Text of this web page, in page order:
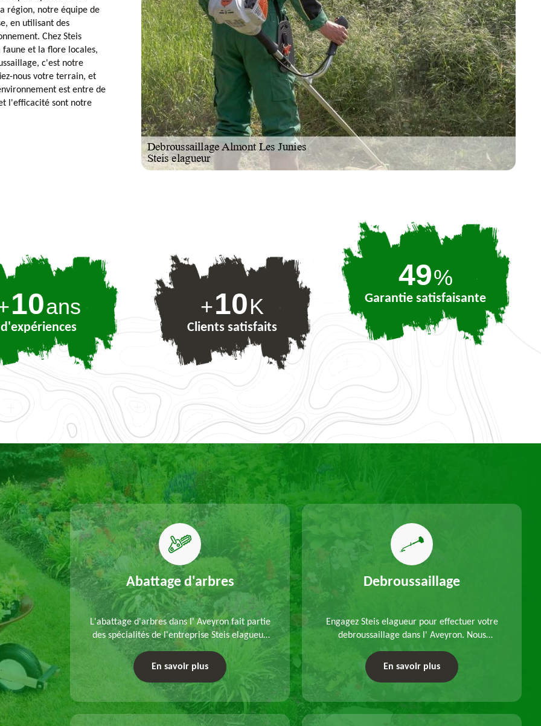
région, notre équipe de
en utilisant des
Chez Steis
et la flore locales,
c'est notre
nous votre terrain, et
est entre de
l'efficacité sont notre
10ans
d'expériences
+10K
Clients satisfaits
73%
Garantie satisfaisante
de
que d'un
Abattage d'arbres
L'abattage d'arbres dans l' Aveyron fait partie
des spécialités de l'entreprise Steis elagueur.
Nous réalisons un abattage direct ou par
démontage, tenant compte des particularités
du site et des végétaux.
En savoir plus
Debroussaillage
Engagez Steis elagueur pour effectuer votre
debroussaillage dans l' Aveyron. Nous
en fonction des caractéristiques du site.
Déplacements offerts.
En savoir plus